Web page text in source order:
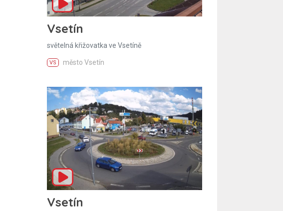
Vsetín
světelná křižovatka ve Vsetíně
VS město Vsetín
Vsetín